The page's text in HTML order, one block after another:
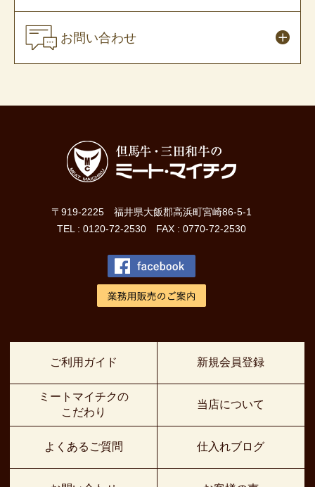
お問い合わせ
〒919-2225 福井県大飯郡高浜町宮崎86-5-1
TEL : 0120-72-2530 FAX : 0770-72-2530
ご利用ガイド
ミートマイチクの
こだわり
よくあるご質問
新規会員登録
当店について
仕入れブログ